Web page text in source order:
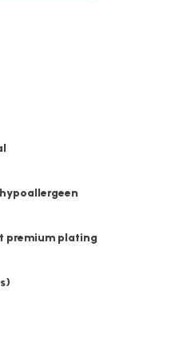
premium plating